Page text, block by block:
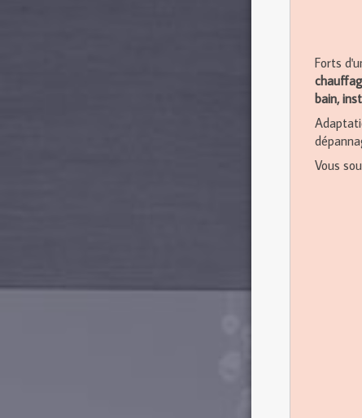
Forts
bain,
Vous